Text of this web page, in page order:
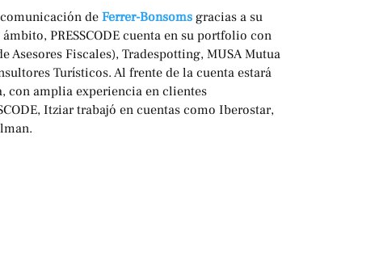
comunicación deFerrer-Bonsoms gracias a su
PRESSCODE cuenta en su portfolio con
Asesores Fiscales), Tradespotting, MUSA Mutua
Turísticos. Al frente de la cuenta estará
con amplia experiencia en clientes
Itziar trabajó en cuentas como Iberostar,